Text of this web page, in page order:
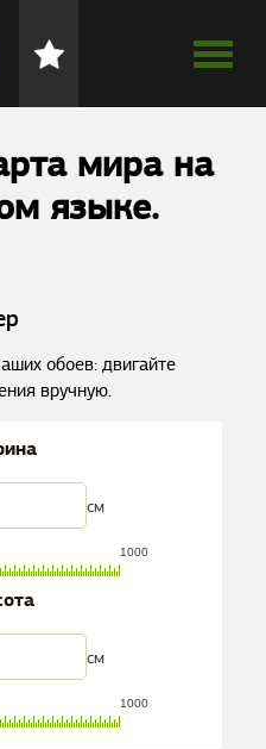
мира на
языке.
обоев: двигайте
вручную.
см
1000
см
1000